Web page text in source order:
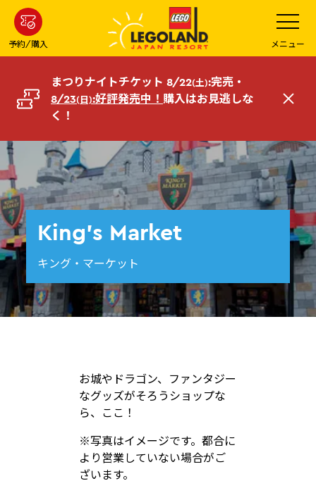
ン
コ
へ
予約/購入
メ
ニ
ュ
ー
を
開
メニュー
まつりナイトチケット 8/22(土):完売・
8/23(日):好評発売中！ 購入はお見逃しな
く！
閉
King's Market
キング・マーケット
お城やドラゴン、ファンタジー
なグッズがそろうショップな
ら、ここ！
※写真はイメージです。都合に
より営業していない場合がご
ざいます。